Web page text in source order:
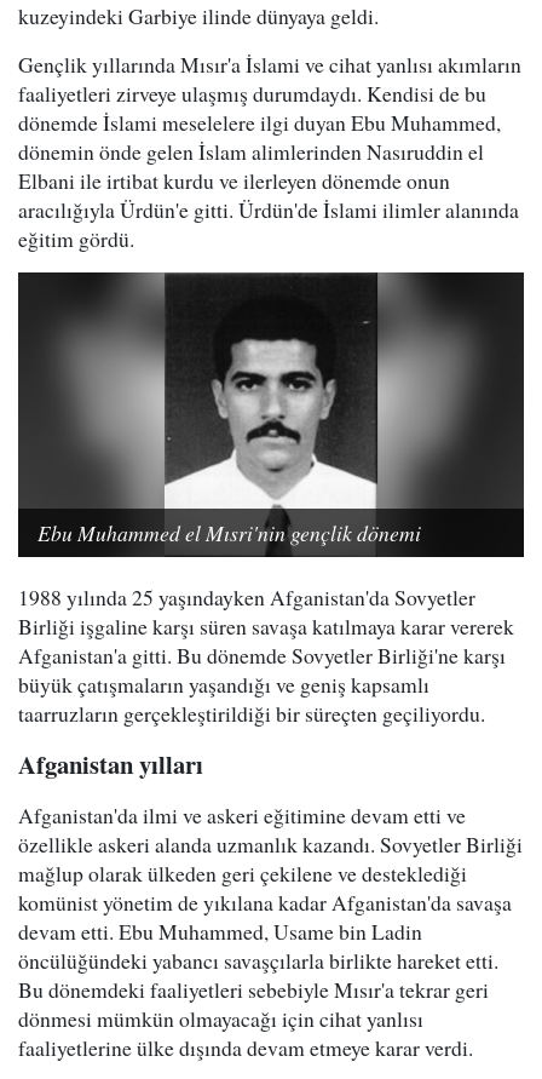
kuzeyindeki Garbiye ilinde dünyaya geldi.
Gençlik yıllarında Mısır'a İslami ve cihat yanlısı akımların
faaliyetleri zirveye ulaşmış durumdaydı. Kendisi de bu
dönemde İslami meselelere ilgi duyan Ebu Muhammed,
dönemin önde gelen İslam alimlerinden Nasıruddin el
Elbani ile irtibat kurdu ve ilerleyen dönemde onun
aracılığıyla Ürdün'e gitti. Ürdün'de İslami ilimler alanında
eğitim gördü.
Ebu Muhammed el Mısri'nin gençlik dönemi
1988 yılında 25 yaşındayken Afganistan'da Sovyetler
Birliği işgaline karşı süren savaşa katılmaya karar vererek
Afganistan'a gitti. Bu dönemde Sovyetler Birliği'ne karşı
büyük çatışmaların yaşandığı ve geniş kapsamlı
taarruzların gerçekleştirildiği bir süreçten geçiliyordu.
Afganistan yılları
Afganistan'da ilmi ve askeri eğitimine devam etti ve
özellikle askeri alanda uzmanlık kazandı. Sovyetler Birliği
mağlup olarak ülkeden geri çekilene ve desteklediği
komünist yönetim de yıkılana kadar Afganistan'da savaşa
devam etti. Ebu Muhammed, Usame bin Ladin
öncülüğündeki yabancı savaşçılarla birlikte hareket etti.
Bu dönemdeki faaliyetleri sebebiyle Mısır'a tekrar geri
dönmesi mümkün olmayacağı için cihat yanlısı
faaliyetlerine ülke dışında devam etmeye karar verdi.